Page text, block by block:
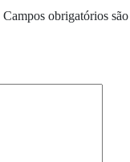
Campos obrigatórios são